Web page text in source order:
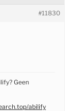
#11830
Geen
abilify